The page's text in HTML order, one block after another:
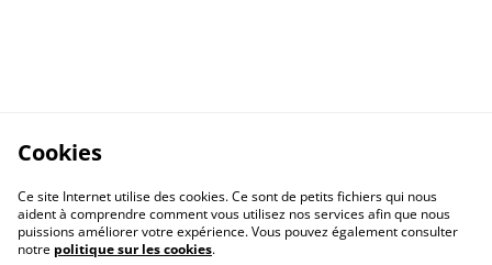
Cookies
Ce site Internet utilise des cookies. Ce sont de petits fichiers qui nous
aident à comprendre comment vous utilisez nos services afin que nous
puissions améliorer votre expérience. Vous pouvez également consulter
notre politique sur les cookies.